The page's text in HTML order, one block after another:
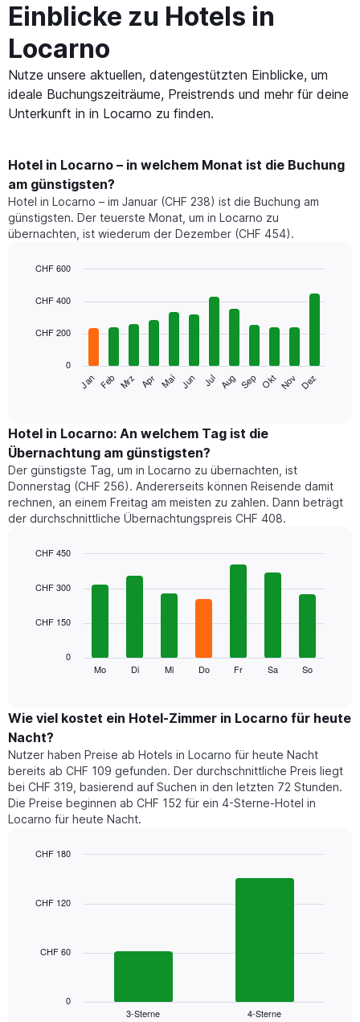
Einblicke zu Hotels in
Locarno
Nutze unsere aktuellen, datengestützten Einblicke, um
ideale Buchungszeiträume, Preistrends und mehr für deine
Unterkunft in in Locarno zu finden.
Hotel in Locarno – in welchem Monat ist die Buchung
am günstigsten?
Hotel in Locarno – im Januar (CHF 238) ist die Buchung am
günstigsten. Der teuerste Monat, um in Locarno zu
übernachten, ist wiederum der Dezember (CHF 454).
chart
bars.
den
durchschnittlichen
Zimmerpreis
im
jeweiligen
Monat
an.
Diagramm
die
Monate
hat
1
Y-
Achse,
die
den
durchschnittlichen
Zimmerpreis
graphic.
Jan Feb Mrz Apr Mai Jun Jul Aug Sep Okt Nov Dez
0
CHF 200
CHF 400
CHF 600
Hotel in Locarno: An welchem Tag ist die
Übernachtung am günstigsten?
Der günstigste Tag, um in Locarno zu übernachten, ist
Donnerstag (CHF 256). Andererseits können Reisende damit
rechnen, an einem Freitag am meisten zu zahlen. Dann beträgt
der durchschnittliche Übernachtungspreis CHF 408.
chart
bars.
den
durchschnittlichen
Preis
eines
Zimmers
für
den
jeweiligen
Das
die
Mo Di Mi Do Fr Sa So
0
CHF 150
CHF 300
CHF 450
Wie viel kostet ein Hotel-Zimmer in Locarno für heute
Nacht?
Nutzer haben Preise ab Hotels in Locarno für heute Nacht
bereits ab CHF 109 gefunden. Der durchschnittliche Preis liegt
bei CHF 319, basierend auf Suchen in den letzten 72 Stunden.
Die Preise beginnen ab CHF 152 für ein 4-Sterne-Hotel in
Locarno für heute Nacht.
with
Das
3-Sterne 4-Sterne
0
CHF 60
CHF 120
CHF 180